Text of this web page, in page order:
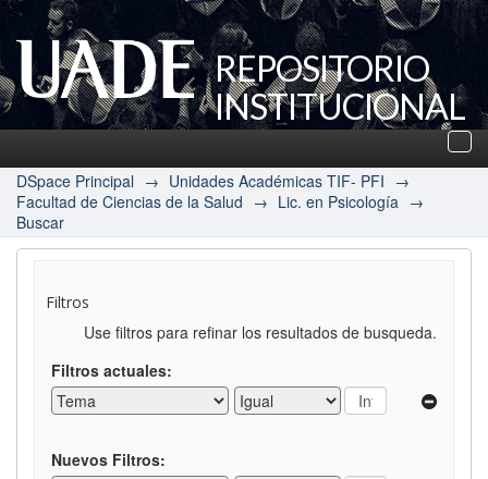
REPOSITORIO
INSTITUCIONAL
UADE
DSpace Principal → Unidades Académicas TIF- PFI →
Facultad de Ciencias de la Salud → Lic. en Psicología →
Buscar
Filtros
Use filtros para refinar los resultados de busqueda.
Filtros actuales:
Nuevos Filtros: